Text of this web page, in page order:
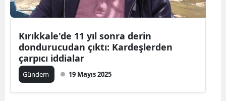
Kırıkkale'de 11 yıl sonra derin
dondurucudan çıktı: Kardeşlerden
çarpıcı iddialar
Gündem 19 Mayıs 2025